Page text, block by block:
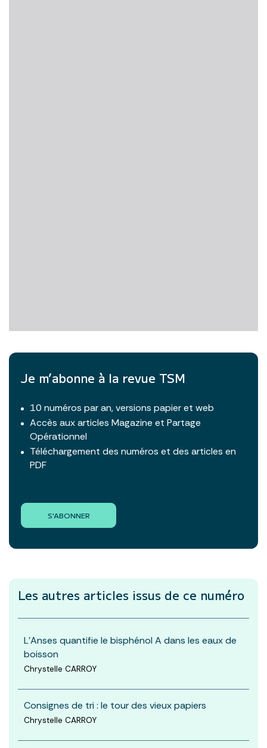
Je m’abonne à la revue TSM
10 numéros par an, versions papier et web
Accès aux articles Magazine et Partage
Opérationnel
Téléchargement des numéros et des articles en
PDF
S'ABONNER
Les autres articles issus de ce numéro
L’Anses quantifie le bisphénol A dans les eaux de
boisson
Chrystelle CARROY
Consignes de tri : le tour des vieux papiers
Chrystelle CARROY